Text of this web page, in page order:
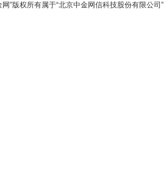
网”版权所有属于“北京中金网信科技股份有限公司